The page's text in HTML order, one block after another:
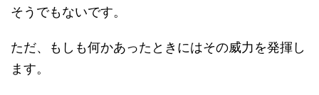
そうでもないです。
ただ、もしも何かあったときにはその威力を発揮し
ます。